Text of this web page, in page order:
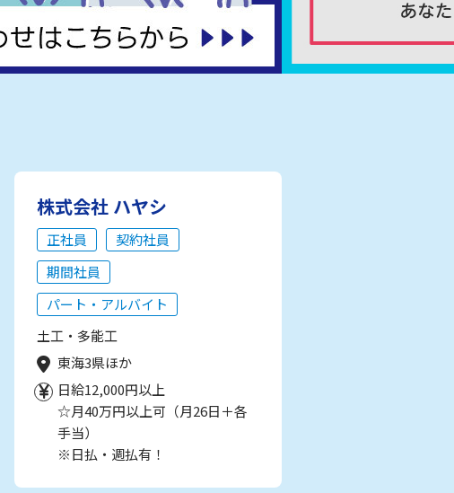
株式会社 ハヤシ
正社員
契約社員
期間社員
パート・アルバイト
土工・多能工
東海3県ほか
日給12,000円以上
☆月40万円以上可（月26日＋各
手当）
※日払・週払有！